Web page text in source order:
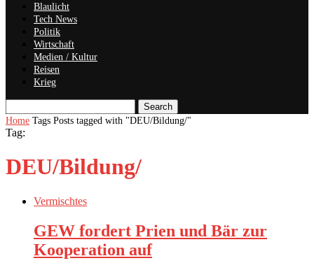
Blaulicht
Tech News
Politik
Wirtschaft
Medien / Kultur
Reisen
Krieg
Search
Home Tags Posts tagged with "DEU/Bildung/"
Tag:
DEU/Bildung/
Vermischtes
GEW fordert Prien und Bär zur
Kooperation auf